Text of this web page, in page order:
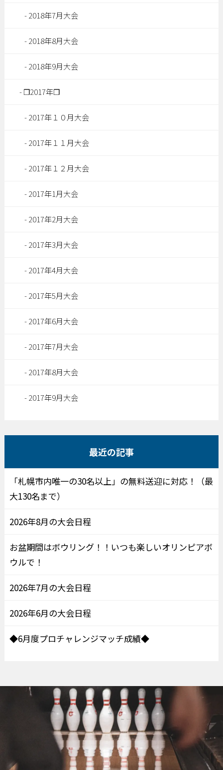
2018年7月大会
2018年8月大会
2018年9月大会
❒2017年❒
2017年１０月大会
2017年１１月大会
2017年１２月大会
2017年1月大会
2017年2月大会
2017年3月大会
2017年4月大会
2017年5月大会
2017年6月大会
2017年7月大会
2017年8月大会
2017年9月大会
最近の記事
「札幌市内唯一の30名以上」の無料送迎に対応！（最
大130名まで）
2026年8月の大会日程
お盆期間はボウリング！！いつも楽しいオリンピアボ
ウルで！
2026年7月の大会日程
2026年6月の大会日程
◆6月度プロチャレンジマッチ成績◆